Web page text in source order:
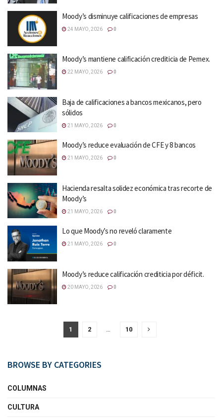
Moody’s disminuye calificaciones de empresas
24 MAYO, 2026 0
Moody’s mantiene calificación crediticia de Pemex.
22 MAYO, 2026 0
Baja de calificaciones a bancos mexicanos, pero
sólidos
21 MAYO, 2026 0
Moody’s reduce evaluación de CFE y 8 bancos
21 MAYO, 2026 0
Hacienda resalta solidez económica tras recorte de
Moody’s
21 MAYO, 2026 0
Lo que Moody’s no reveló claramente
21 MAYO, 2026 0
Moody’s reduce calificación crediticia por déficit.
20 MAYO, 2026 0
1 2 … 10
BROWSE BY CATEGORIES
COLUMNAS
CULTURA